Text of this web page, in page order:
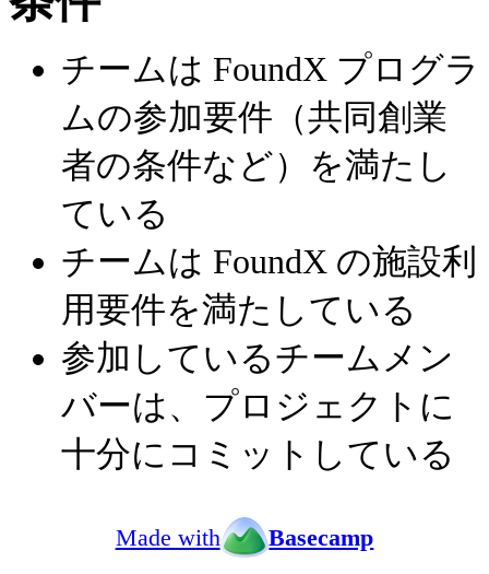
チームは FoundX プログラ
ムの参加要件（共同創業
者の条件など）を満たし
ている
チームは FoundX の施設利
用要件を満たしている
参加しているチームメン
バーは、プロジェクトに
十分にコミットしている
Made with Basecamp